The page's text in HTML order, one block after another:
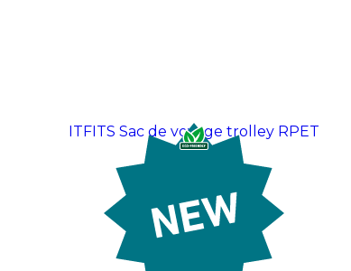
ITFITS Sac de voyage trolley RPET